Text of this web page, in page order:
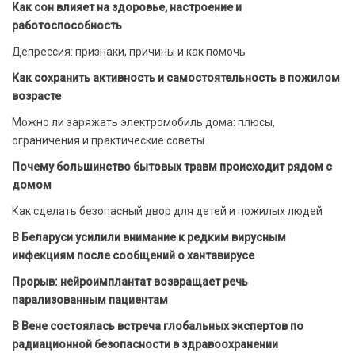
Как сон влияет на здоровье, настроение и
работоспособность
Депрессия: признаки, причины и как помочь
Как сохранить активность и самостоятельность в пожилом
возрасте
Можно ли заряжать электромобиль дома: плюсы,
ограничения и практические советы
Почему большинство бытовых травм происходит рядом с
домом
Как сделать безопасный двор для детей и пожилых людей
В Беларуси усилили внимание к редким вирусным
инфекциям после сообщений о хантавирусе
Прорыв: нейроимплантат возвращает речь
парализованным пациентам
В Вене состоялась встреча глобальных экспертов по
радиационной безопасности в здравоохранении